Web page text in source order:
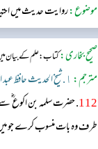
موضوع:روایت حدیث میں
صحیح بخاری:کتاب: علم کے بیان
مترجم: ١. شیخ الحدیث حافظ عبد الستار حماد (دار السلام)
112 . حضرت سلمہ بن اکوع
طرف وہ بات منسوب کرے جو میں